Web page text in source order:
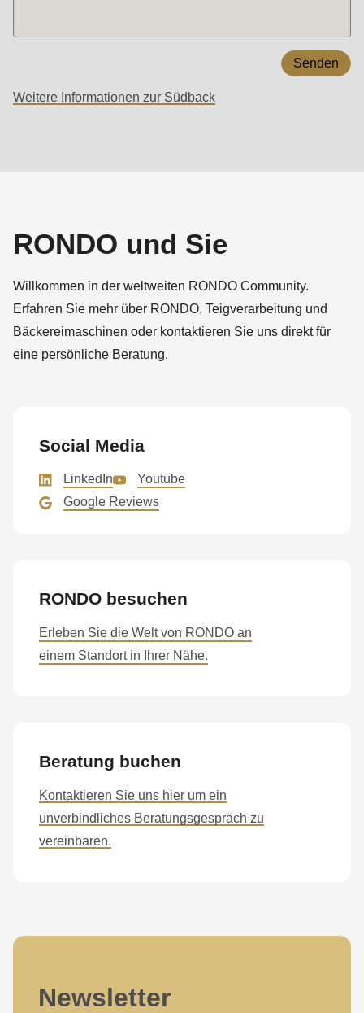
Weitere Informationen zur Südback
RONDO und Sie
Willkommen in der weltweiten RONDO Community.
Erfahren Sie mehr über RONDO, Teigverarbeitung und
Bäckereimaschinen oder kontaktieren Sie uns direkt für
eine persönliche Beratung.
Social Media
LinkedIn
Youtube
Google Reviews
RONDO besuchen
Erleben Sie die Welt von RONDO an
einem Standort in Ihrer Nähe.
Beratung buchen
Kontaktieren Sie uns hier um ein
unverbindliches Beratungsgespräch zu
vereinbaren.
Newsletter